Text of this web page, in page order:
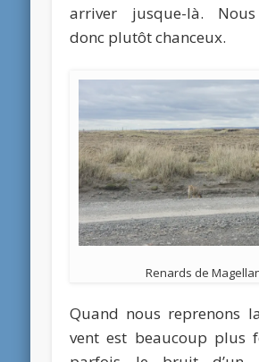
arriver jusque-là.
donc plutôt chanceux.
Renards de
Quand nous reprenons
vent est beaucoup plus